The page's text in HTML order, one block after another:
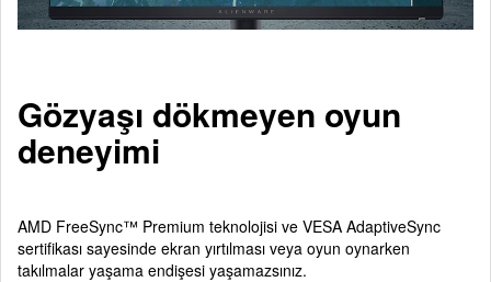
Gözyaşı dökmeyen oyun
deneyimi
AMD FreeSync™ Premium teknolojisi ve VESA AdaptiveSync
sertifikası sayesinde ekran yırtılması veya oyun oynarken
takılmalar yaşama endişesi yaşamazsınız.